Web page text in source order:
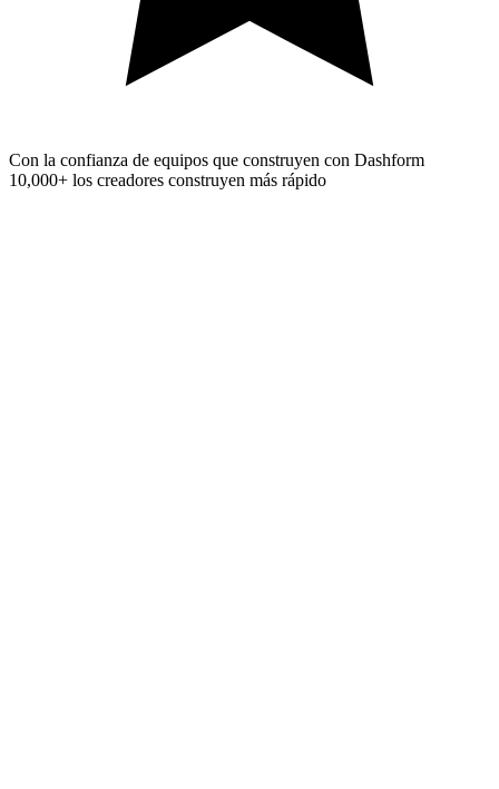
Con la confianza de equipos que construyen con Dashform
10,000+ los creadores construyen más rápido